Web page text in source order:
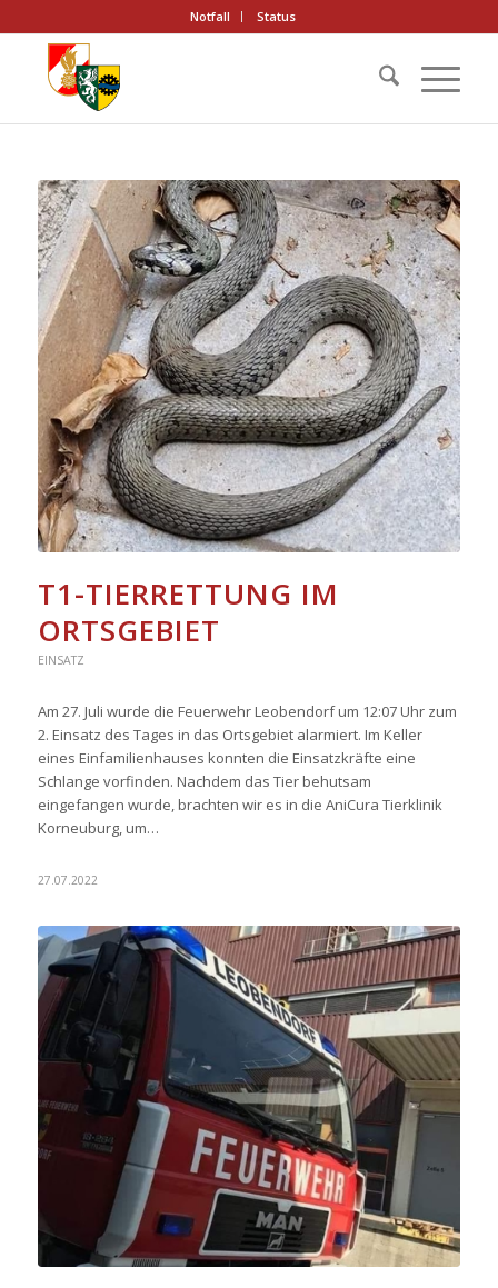
Notfall Status
T1-TIERRETTUNG IM
ORTSGEBIET
EINSATZ
Am 27. Juli wurde die Feuerwehr Leobendorf um 12:07 Uhr zum
2. Einsatz des Tages in das Ortsgebiet alarmiert. Im Keller
eines Einfamilienhauses konnten die Einsatzkräfte eine
Schlange vorfinden. Nachdem das Tier behutsam
eingefangen wurde, brachten wir es in die AniCura Tierklinik
Korneuburg, um…
27.07.2022